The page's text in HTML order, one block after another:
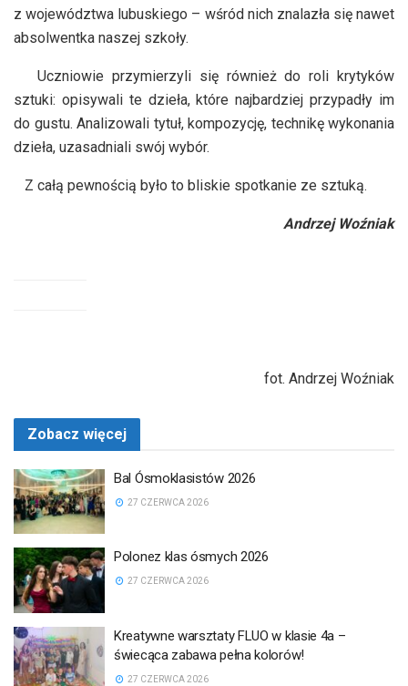
z województwa lubuskiego – wśród nich znalazła się nawet
absolwentka naszej szkoły.
Uczniowie przymierzyli się również do roli krytyków
sztuki: opisywali te dzieła, które najbardziej przypadły im
do gustu. Analizowali tytuł, kompozycję, technikę wykonania
dzieła, uzasadniali swój wybór.
Z całą pewnością było to bliskie spotkanie ze sztuką.
Andrzej Woźniak
fot. Andrzej Woźniak
Zobacz więcej
Bal Ósmoklasistów 2026
27 CZERWCA 2026
Polonez klas ósmych 2026
27 CZERWCA 2026
Kreatywne warsztaty FLUO w klasie 4a –
świecąca zabawa pełna kolorów!
27 CZERWCA 2026